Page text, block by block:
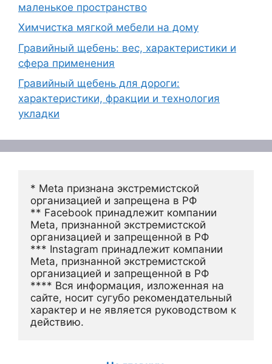
маленькое пространство
Химчистка мягкой мебели на дому
Гравийный щебень: вес, характеристики и
сфера применения
Гравийный щебень для дороги:
характеристики, фракции и технология
укладки
* Meta признана экстремистской
организацией и запрещена в РФ
** Facebook принадлежит компании
Meta, признанной экстремистской
организацией и запрещенной в РФ
*** Instagram принадлежит компании
Meta, признанной экстремистской
организацией и запрещенной в РФ
**** Вся информация, изложенная на
сайте, носит сугубо рекомендательный
характер и не является руководством к
действию.